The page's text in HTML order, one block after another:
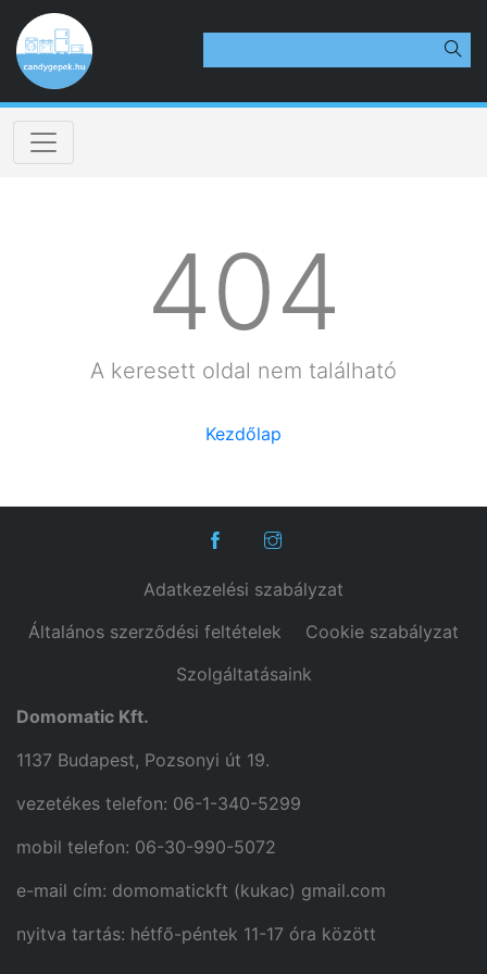
404
A keresett oldal nem található
Kezdőlap
Adatkezelési szabályzat
Általános szerződési feltételek
Cookie szabályzat
Szolgáltatásaink
Domomatic Kft.
1137 Budapest, Pozsonyi út 19.
vezetékes telefon: 06-1-340-5299
mobil telefon: 06-30-990-5072
e-mail cím: domomatickft (kukac) gmail.com
nyitva tartás: hétfő-péntek 11-17 óra között